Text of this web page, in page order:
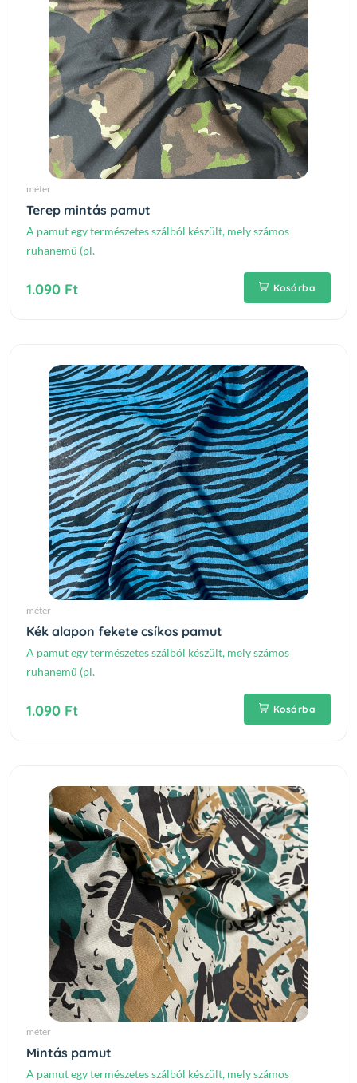
méter
Terep mintás pamut
A pamut egy természetes szálból készült, mely számos
ruhanemű (pl.
1.090 Ft Kosárba
méter
Kék alapon fekete csíkos pamut
A pamut egy természetes szálból készült, mely számos
ruhanemű (pl.
1.090 Ft Kosárba
méter
Mintás pamut
A pamut egy természetes szálból készült, mely számos